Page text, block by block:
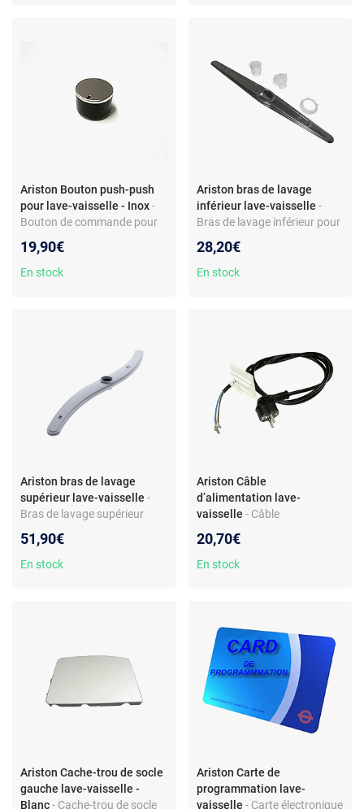
Ariston Bouton push-push
pour lave-vaisselle - Inox-
Bouton de commande pour
push-push - Finition inox -
Compatible multi-marques
19,90€
En stock
Ariston bras de lavage
inférieur lave-vaisselle -
Bras de lavage inférieur pour
Ariston LSV61 - Pièce
d’origine C00066645 -
28,20€
En stock
Ariston bras de lavage
supérieur lave-vaisselle -
Bras de lavage supérieur
Compatibilité
Hotpoint/Indesit/Scholtes -
51,90€
En stock
Ariston Câble
d’alimentation lave-
vaisselle - Câble
vaisselle - Compatibilité
modèle Ariston LFS228AIX -
20,70€
En stock
Ariston Cache-trou de socle
gauche lave-vaisselle -
Blanc- Cache-trou de socle
Ariston Carte de
programmation lave-
vaisselle - Carte électronique